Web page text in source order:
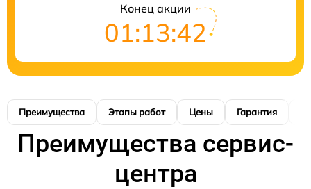
Конец акции
01:13:41
Преимущества Этапы работ Цены Гарантия
Преимущества сервис-
центра